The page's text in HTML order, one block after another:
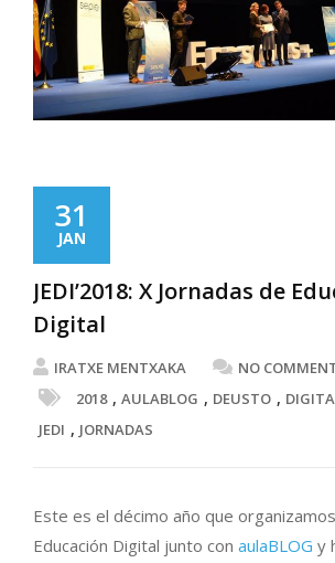
31
JAN
JEDI’2018: X Jornadas de
Digital
IRATXE MENTXAKA
NO
2018 , AULABLOG , DEUSTO ,
JEDI , JORNADAS
Este es el décimo año que
Educación Digital junto con aulaBLOG y